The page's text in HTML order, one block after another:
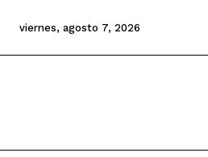
viernes, agosto 7, 2026